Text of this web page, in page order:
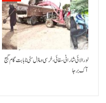
لورالائی شار اٹی سفائی، خرسی و ماڈل سٹی نا بابت گام گیج
آک برجا